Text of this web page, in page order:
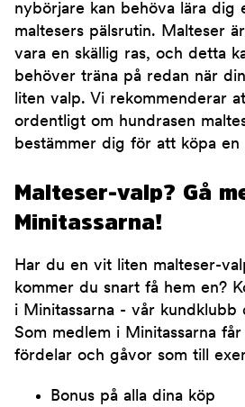
nybörjare kan behöva lära dig
maltesers pälsrutin. Malteser
vara en skällig ras, och detta
behöver träna på redan när
liten valp. Vi rekommenderar
ordentligt om hundrasen
bestämmer dig för att köpa en
Malteser-valp? Gå
Minitassarna!
Har du en vit liten malteser-
kommer du snart få hem en?
i Minitassarna - vår kundklubb
Som medlem i Minitassarna
fördelar och gåvor som till
Bonus på alla dina köp